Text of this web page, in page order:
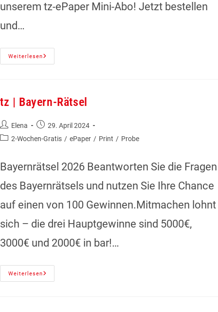
unserem tz-ePaper Mini-Abo! Jetzt bestellen
und…
Weiterlesen
tz | Bayern-Rätsel
Elena
29. April 2024
2-Wochen-Gratis / ePaper / Print / Probe
Bayernrätsel 2026 Beantworten Sie die Fragen
des Bayernrätsels und nutzen Sie Ihre Chance
auf einen von 100 Gewinnen.Mitmachen lohnt
sich – die drei Hauptgewinne sind 5000€,
3000€ und 2000€ in bar!…
Weiterlesen